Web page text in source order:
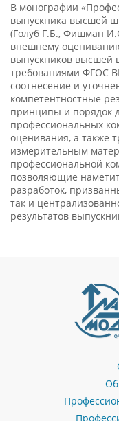
В монографии
выпускника высшей
(Голуб Г.Б., Фишман
внешнему
выпускников высшей
требованиями ФГОС
соотнесение и
компетентностные
принципы и порядок
профессиональных
оценивания, а также
измерительным
профессиональной
позволяющие
разработок,
так и
результатов